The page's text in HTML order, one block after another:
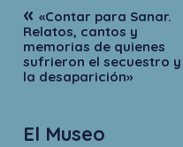
««Contar para Sanar.
Relatos, cantos y
memorias de quienes
sufrieron el secuestro y
la desaparición»
El Museo